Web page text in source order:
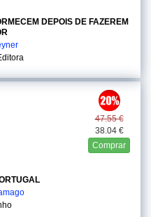
DEPOIS DE FAZEREM
47.55 €
38.04 €
Comprar